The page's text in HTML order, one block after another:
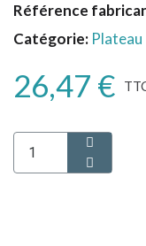
Référence
Catégorie Plateau
26,47 €